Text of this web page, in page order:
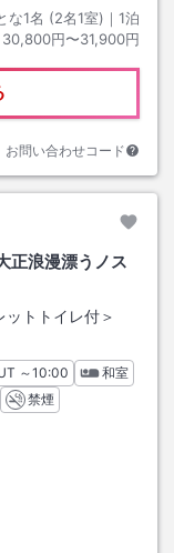
な1名 (2名1室)｜ 1泊
30,800円〜31,900円
お問い合わせコード
正浪漫漂うノス
ットトイレ付＞
チェックアウト
～10:00
和室
禁煙